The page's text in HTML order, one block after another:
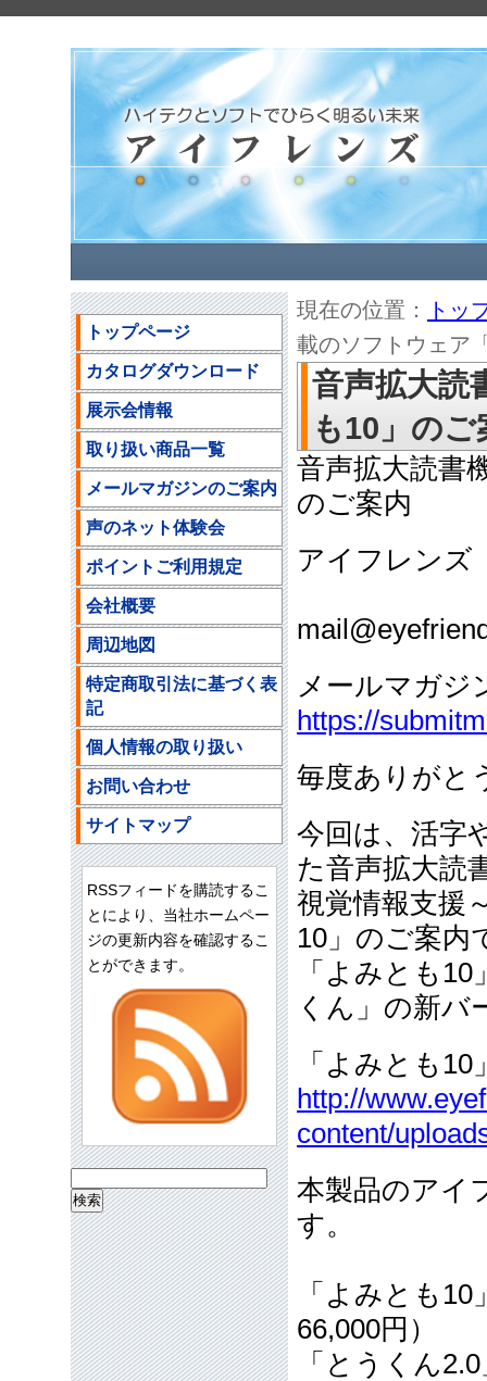
現在の位置：
トッ
載のソフトウェア
音声拡大読
も10」の
音声拡大読書
のご案内
アイフレン
メールマガジ
https://
毎度ありがと
今回は、活字
た音声拡大読
視覚情報支援
10」のご案内
「よみとも
くん」の新バ
「よみとも
http://
content/
本製品のアイ
す。
「よみとも
66,000円）
「とうくん
トップページ
カタログダウンロード
展示会情報
取り扱い商品一覧
メールマガジンのご案内
声のネット体験会
ポイントご利用規定
会社概要
周辺地図
特定商取引法に基づく表
記
個人情報の取り扱い
お問い合わせ
サイトマップ
RSSフィードを購読するこ
とにより、当社ホームペー
ジの更新内容を確認するこ
とができます。
索: